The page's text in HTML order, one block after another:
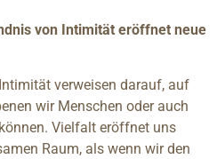
von Intimität eröffnet neue
verweisen darauf, auf
wir Menschen oder auch
Vielfalt eröffnet uns
Raum, als wenn wir den